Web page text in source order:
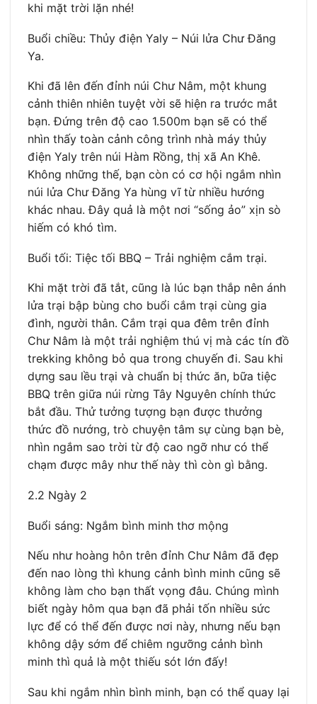
khi mặt trời lặn nhé!
Buổi chiều: Thủy điện Yaly – Núi lửa Chư Đăng
Ya.
Khi đã lên đến đỉnh núi Chư Nâm, một khung
cảnh thiên nhiên tuyệt vời sẽ hiện ra trước mắt
bạn. Đứng trên độ cao 1.500m bạn sẽ có thể
nhìn thấy toàn cảnh công trình nhà máy thủy
điện Yaly trên núi Hàm Rồng, thị xã An Khê.
Không những thế, bạn còn có cơ hội ngắm nhìn
núi lửa Chư Đăng Ya hùng vĩ từ nhiều hướng
khác nhau. Đây quả là một nơi “sống ảo” xịn sò
hiếm có khó tìm.
Buổi tối: Tiệc tối BBQ – Trải nghiệm cắm trại.
Khi mặt trời đã tắt, cũng là lúc bạn thắp nên ánh
lửa trại bập bùng cho buổi cắm trại cùng gia
đình, người thân. Cắm trại qua đêm trên đỉnh
Chư Nâm là một trải nghiệm thú vị mà các tín đồ
trekking không bỏ qua trong chuyến đi. Sau khi
dựng sau lều trại và chuẩn bị thức ăn, bữa tiệc
BBQ trên giữa núi rừng Tây Nguyên chính thức
bắt đầu. Thử tưởng tượng bạn được thưởng
thức đồ nướng, trò chuyện tâm sự cùng bạn bè,
nhìn ngắm sao trời từ độ cao ngỡ như có thể
chạm được mây như thế này thì còn gì bằng.
2.2 Ngày 2
Buổi sáng: Ngắm bình minh thơ mộng
Nếu như hoàng hôn trên đỉnh Chư Nâm đã đẹp
đến nao lòng thì khung cảnh bình minh cũng sẽ
không làm cho bạn thất vọng đâu. Chúng mình
biết ngày hôm qua bạn đã phải tốn nhiều sức
lực để có thể đến được nơi này, nhưng nếu bạn
không dậy sớm để chiêm ngưỡng cảnh bình
minh thì quả là một thiếu sót lớn đấy!
Sau khi ngắm nhìn bình minh, bạn có thể quay lại